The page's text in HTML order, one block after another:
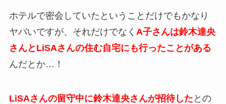
ホテルで密会していたということだけでもかなり
ヤバいですが、それだけでなく A子さんは鈴木達央
さんとLiSAさんの住む自宅にも行ったことがある
んだとか…！
LiSAさんの留守中に鈴木達央さんが招待した との